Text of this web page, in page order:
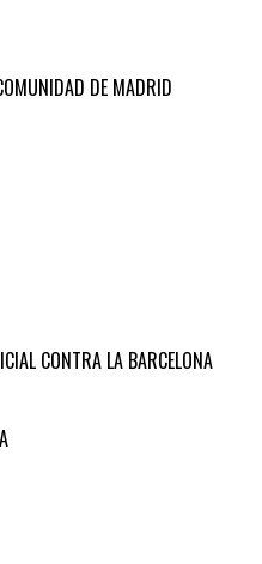
DE MADRID
CONTRA LA BARCELONA